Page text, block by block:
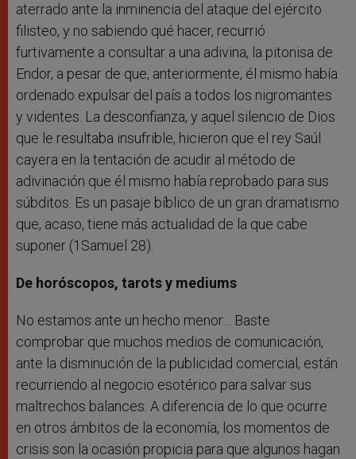
aterrado ante la inminencia del ataque del ejército
filisteo, y no sabiendo qué hacer, recurrió
furtivamente a consultar a una adivina, la pitonisa de
Endor, a pesar de que, anteriormente, él mismo había
ordenado expulsar del país a todos los nigromantes
y videntes. La desconfianza, y aquel silencio de Dios
que le resultaba insufrible, hicieron que el rey Saúl
cayera en la tentación de acudir al método de
adivinación que él mismo había reprobado para sus
súbditos. Es un pasaje bíblico de un gran dramatismo
que, acaso, tiene más actualidad de la que cabe
suponer (1Samuel 28).
De horóscopos, tarots y mediums
No estamos ante un hecho menor… Baste
comprobar que muchos medios de comunicación,
ante la disminución de la publicidad comercial, están
recurriendo al negocio esotérico para salvar sus
maltrechos balances. A diferencia de lo que ocurre
en otros ámbitos de la economía, los momentos de
crisis son la ocasión propicia para que algunos hagan